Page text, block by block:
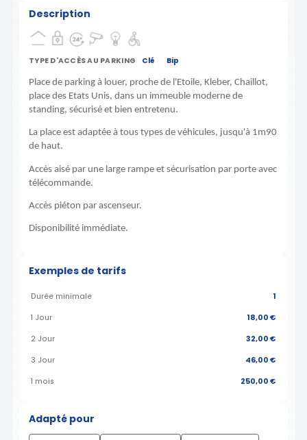
Description
TYPE D'ACCÈS AU PARKING Clé Bip
Place de parking à louer, proche de l'Etoile, Kleber, Chaillot,
place des Etats Unis, dans un immeuble moderne de
standing, sécurisé et bien entretenu.
La place est adaptée à tous types de véhicules, jusqu'à 1m90
de haut.
Accès aisé par une large rampe et sécurisation par porte avec
télécommande.
Accès piéton par ascenseur.
Disponibilité immédiate.
Exemples de tarifs
Durée minimale 1
1 Jour 18,00 €
2 Jour 32,00 €
3 Jour 46,00 €
1 mois 250,00 €
Adapté pour